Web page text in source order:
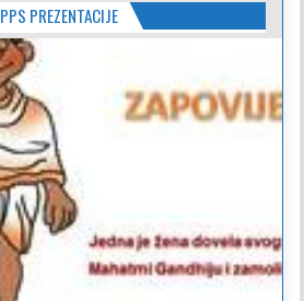
PPS PREZENTACIJE